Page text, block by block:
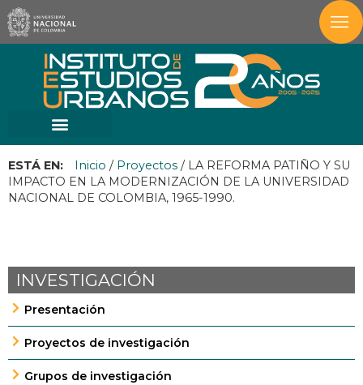
ESTÁ EN: Inicio / Proyectos / LA REFORMA PATIÑO Y SU
IMPACTO EN LA MODERNIZACIÓN DE LA UNIVERSIDAD
NACIONAL DE COLOMBIA, 1965-1990.
INVESTIGACIÓN
Presentación
Proyectos de investigación
Grupos de investigación